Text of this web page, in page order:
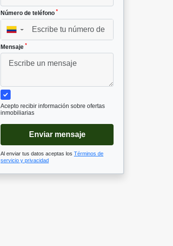
Número de teléfono *
▼
Mensaje *
Acepto recibir información sobre ofertas
inmobiliarias
Enviar mensaje
Al enviar tus datos aceptas los Términos de
servicio y privacidad